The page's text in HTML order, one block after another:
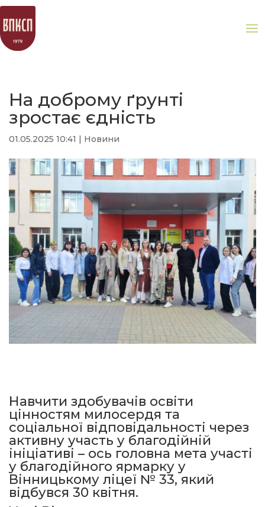
На доброму ґрунті
зростає єдність
01.05.2025 10:41 Новини
Навчити здобувачів освіти
цінностям милосердя та
соціальної відповідальності через
активну участь у благодійній
ініціативі – ось головна мета участі
у благодійного ярмарку у
Вінницькому ліцеї № 33, який
відбувся 30 квітня.